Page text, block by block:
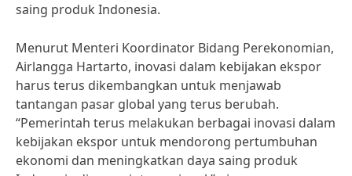
saing produk Indonesia.
Menurut Menteri Koordinator Bidang Perekonomian,
Airlangga Hartarto, inovasi dalam kebijakan ekspor
harus terus dikembangkan untuk menjawab
tantangan pasar global yang terus berubah.
“Pemerintah terus melakukan berbagai inovasi dalam
kebijakan ekspor untuk mendorong pertumbuhan
ekonomi dan meningkatkan daya saing produk